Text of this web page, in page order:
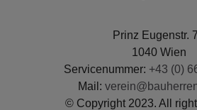
Prinz Eugenstr.
1040 Wien
Servicenummer: +43 (0)
Mail:
© Copyright 2023. All